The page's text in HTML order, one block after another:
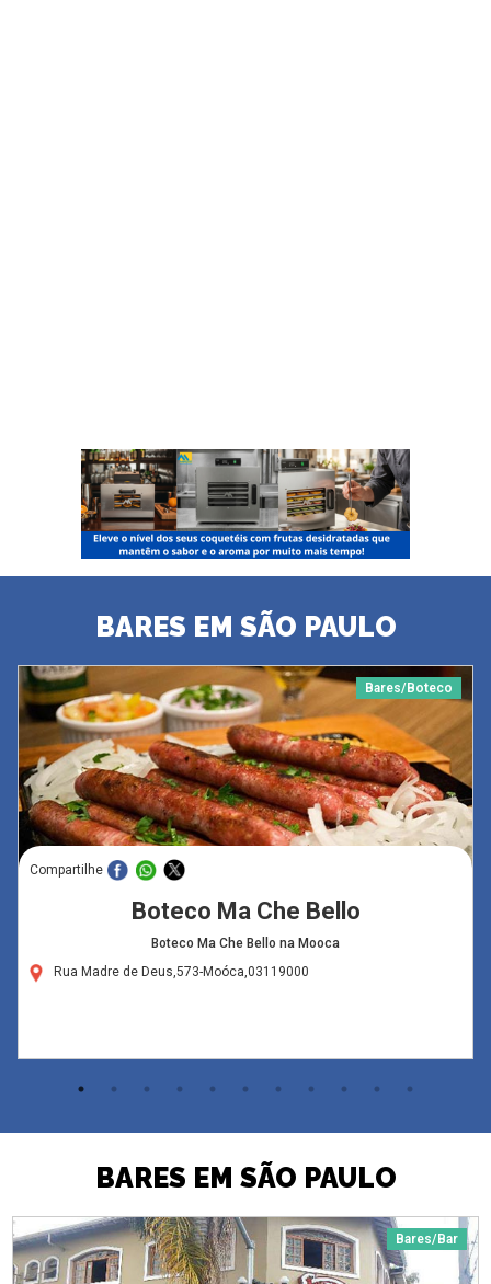
BARES EM SÃO PAULO
Bares/Boteco
Compartilhe
Boteco Ma Che Bello
Boteco Ma Che Bello na Mooca
Rua Madre de Deus,573-Moóca,03119000
BARES EM SÃO PAULO
Bares/Bar